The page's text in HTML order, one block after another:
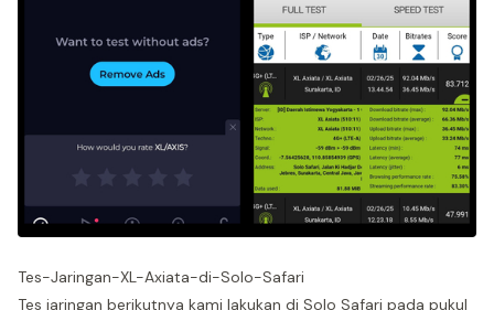
Tes-Jaringan-XL-Axiata-di-Solo-Safari
Tes jaringan berikutnya kami lakukan di Solo Safari pada pukul